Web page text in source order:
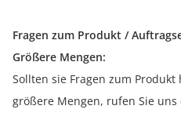
Fragen zum Produkt /
Größere Mengen:
Sollten sie Fragen zum
größere Mengen, rufen Sie uns